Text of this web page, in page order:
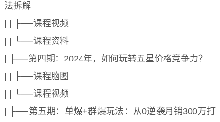
法拆解
| | ├──课程视频
| | └──课程资料
| ├──第四期：2024年，如何玩转五星价格竞争力？
| | ├──课程脑图
| | └──课程视频
| ├──第五期：单爆+群爆玩法：从0逆袭月销300万打